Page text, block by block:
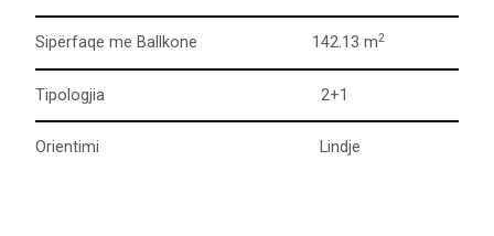
Sipërfaqe me Ballkone 142.13 m2
Tipologjia 2+1
Orientimi Lindje